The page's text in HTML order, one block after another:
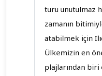
turu unutulmaz
zamanın
atabilmek için
Ülkemizin en
plajlarından biri